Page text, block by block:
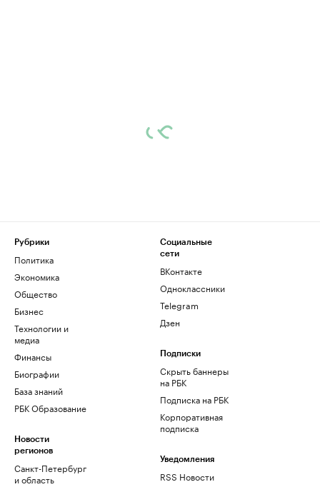
Рубрики
Политика
Экономика
Общество
Бизнес
Технологии и
медиа
Финансы
Биографии
База знаний
РБК Образование
Новости
регионов
Санкт-Петербург
и область
Социальные
сети
ВКонтакте
Одноклассники
Telegram
Дзен
Подписки
Скрыть баннеры
на РБК
Подписка на РБК
Корпоративная
подписка
Уведомления
RSS Новости